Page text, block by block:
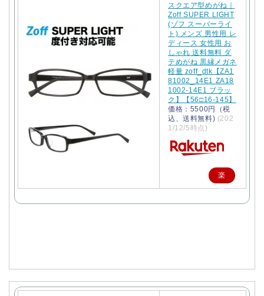
スクエア型めがね｜
Zoff SUPER LIGHT
(ゾフ スーパーライ
ト) メンズ 男性用 レ
ディース 女性用 お
しゃれ 送料無料 ダ
テめがね 黒縁メガネ
軽量 zoff_dtk【ZA1
81002_14E1 ZA18
1002-14E1 ブラッ
ク】【56□16-145】
価格：5500円（税
込、送料無料) (202
1/12/5時点)
楽
天